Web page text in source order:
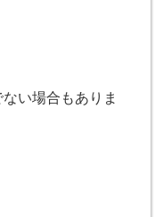
い場合もありま